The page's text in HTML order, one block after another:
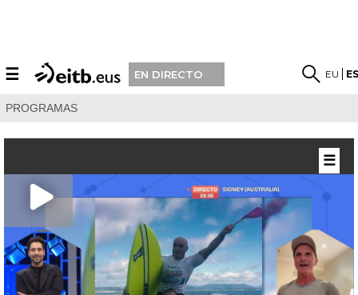
☰ EN DIRECTO EU
PROGRAMAS
☰